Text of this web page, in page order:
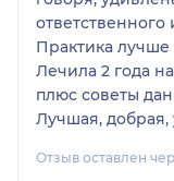
Практика лучше
Лечила 2 года
плюс советы
Лучшая, добрая,
Отзыв оставлен